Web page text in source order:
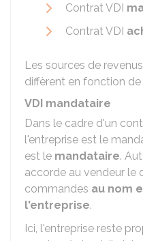
Contrat VDI
Contrat VDI
Les sources de
diffèrent en fonction
VDI mandataire
Dans le cadre d'un
l'entreprise est le
est le mandataire.
accorde au vendeur le
commandes au nom
l'entreprise.
Ici, l'entreprise reste